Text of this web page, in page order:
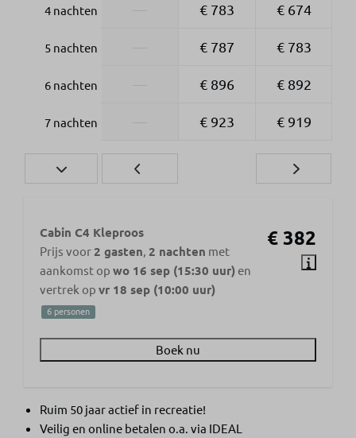
4 nachten € 783 € 674
5 nachten € 787 € 783
6 nachten € 896 € 892
7 nachten € 923 € 919
€ 382
Cabin C4 Kleproos
Prijs voor2 gasten, 2 nachten met
aankomst op wo 16 sep (15:30 uur) en
vertrek op vr 18 sep (10:00 uur)
6 personen
Boek nu
Ruim 50 jaar actief in recreatie!
Veilig en online betalen o.a. via IDEAL